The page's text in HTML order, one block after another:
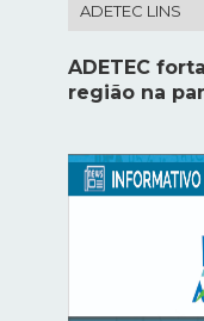
ADETEC LINS
ADETEC
região na